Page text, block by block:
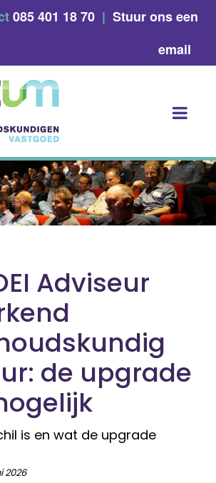
085 401 18 70 | Stuur ons een
email
Adviseur
de upgrade
is en wat de upgrade
2026